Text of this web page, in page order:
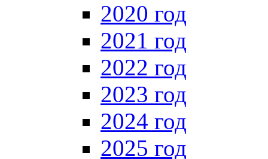
2020 год
2021 год
2022 год
2023 год
2024 год
2025 год